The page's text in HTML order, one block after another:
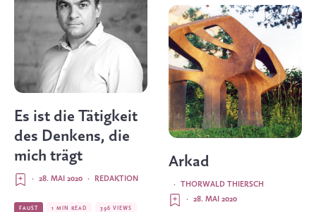
Es ist die Tätigkeit
des Denkens, die
mich trägt
REDAKTION
·
28. MAI 2020
·
FAUST 1 MIN READ 396 VIEWS
Arkad
THORWALD THIERSCH
·
28. MAI 2020
·